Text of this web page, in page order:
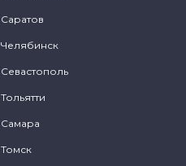
Саратов
Челябинск
Севастополь
Тольятти
Самара
Томск